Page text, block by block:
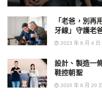
「老爸，別再
牙線」守護老
2023 年 8 月 4 日
設計、製造一
鞋控朝聖
2020 年 8 月 20 日